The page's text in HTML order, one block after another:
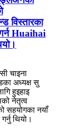
विस्तारका
Huaihai
चाइना
अध्यक्ष सु
हुइहाइ
नेतृत्व
सहयोगका नयाँ
थियो।